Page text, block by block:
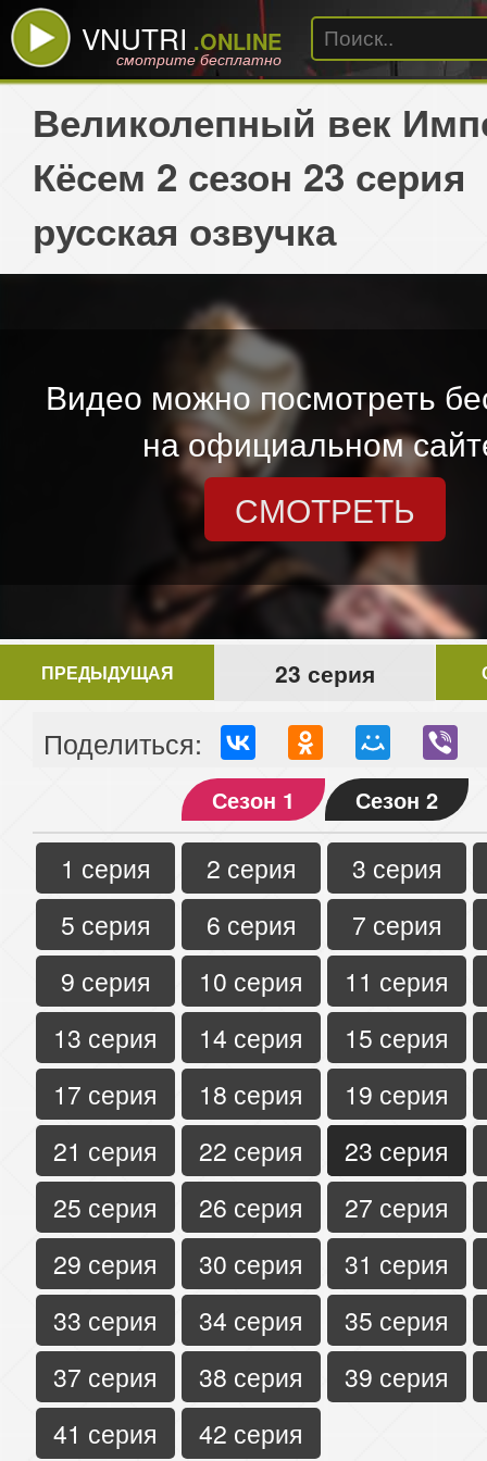
VNUTRI .ONLINE
смотрите бесплатно
Великолепный век
Кёсем 2 сезон 23 серия
русская озвучка
Видео можно посмотреть
на официальном
СМОТРЕТЬ
ПРЕДЫДУЩАЯ 23 серия
Поделиться:
Сезон 1 Сезон 2
1 серия 2 серия
3 серия
5 серия
6 серия
7 серия
9 серия
10 серия
11 серия
13 серия
14 серия
15 серия
17 серия
18 серия
19 серия
21 серия
22 серия
23 серия
25 серия
26 серия
27 серия
29 серия
30 серия
31 серия
33 серия
34 серия
35 серия
37 серия
38 серия
39 серия
41 серия
42 серия